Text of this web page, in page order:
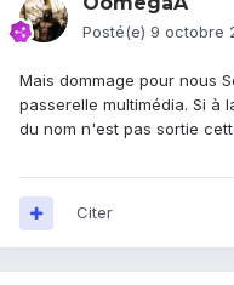
Posté(e) 9 octobre
Mais dommage pour nous
passerelle multimédia. Si à
du nom n'est pas sortie
Citer